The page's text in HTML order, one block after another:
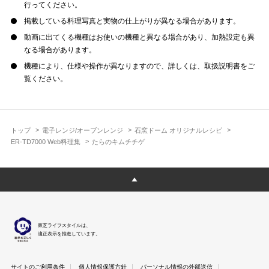
トップ 電子レンジ/オーブンレンジ
石窯ドーム オリジナルレシピ
ER-TD7000 Web料理集
たらのキムチチゲ
行ってください。
掲載している料理写真と実物の仕上がりが異なる場合があります。
動画に出てくる機種はお使いの機種と異なる場合があり、加熱設定も異
なる場合があります。
機種により、仕様や操作が異なりますので、詳しくは、取扱説明書をご
覧ください。
東芝ライフスタイルは、
適正表示を推進しています。
サイトのご利用条件 個人情報保護方針 パーソナル情報の外部送信